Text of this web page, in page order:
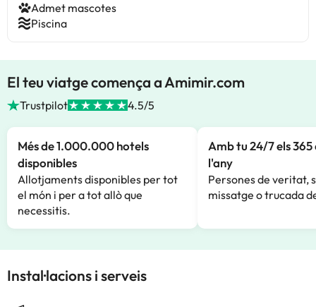
Admet mascotes
Piscina
El teu viatge comença a Amimir.com
Trustpilot 4.5/5
Més de 1.000.000 hotels
disponibles
Allotjaments disponibles per tot
el món i per a tot allò que
necessitis.
Amb tu 24/7 els 365
l'any
Persones de veritat,
missatge o trucada
Instal·lacions i serveis